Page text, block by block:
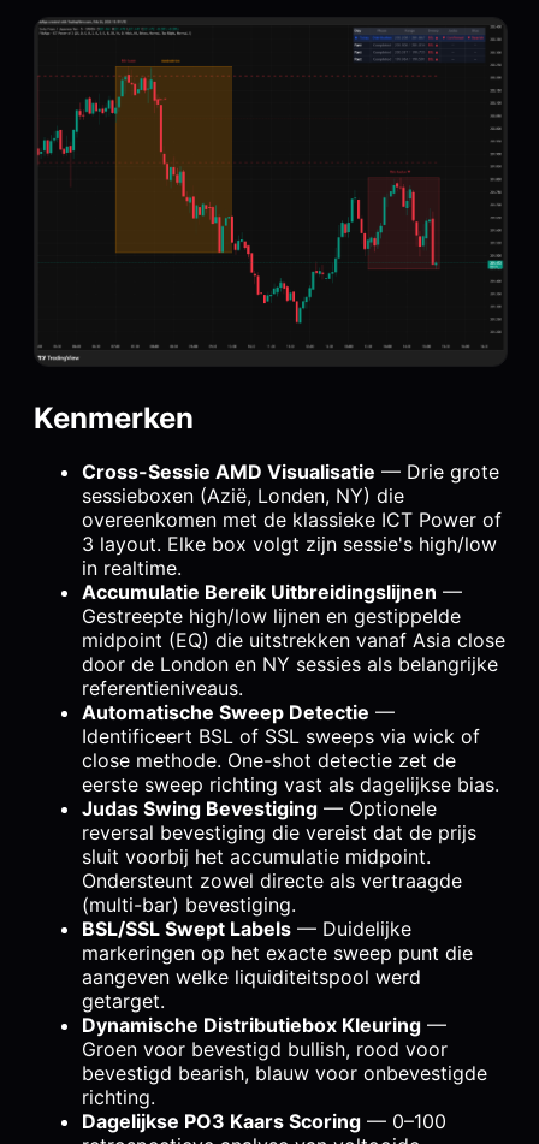
Kenmerken
Cross-Sessie AMD Visualisatie — Drie grote
sessieboxen (Azië, Londen, NY) die
overeenkomen met de klassieke ICT Power of
3 layout. Elke box volgt zijn sessie's high/low
in realtime.
Accumulatie Bereik Uitbreidingslijnen —
Gestreepte high/low lijnen en gestippelde
midpoint (EQ) die uitstrekken vanaf Asia close
door de London en NY sessies als belangrijke
referentieniveaus.
Automatische Sweep Detectie —
Identificeert BSL of SSL sweeps via wick of
close methode. One-shot detectie zet de
eerste sweep richting vast als dagelijkse bias.
Judas Swing Bevestiging — Optionele
reversal bevestiging die vereist dat de prijs
sluit voorbij het accumulatie midpoint.
Ondersteunt zowel directe als vertraagde
(multi-bar) bevestiging.
BSL/SSL Swept Labels — Duidelijke
markeringen op het exacte sweep punt die
aangeven welke liquiditeitspool werd
getarget.
Dynamische Distributiebox Kleuring —
Groen voor bevestigd bullish, rood voor
bevestigd bearish, blauw voor onbevestigde
richting.
Dagelijkse PO3 Kaars Scoring — 0–100